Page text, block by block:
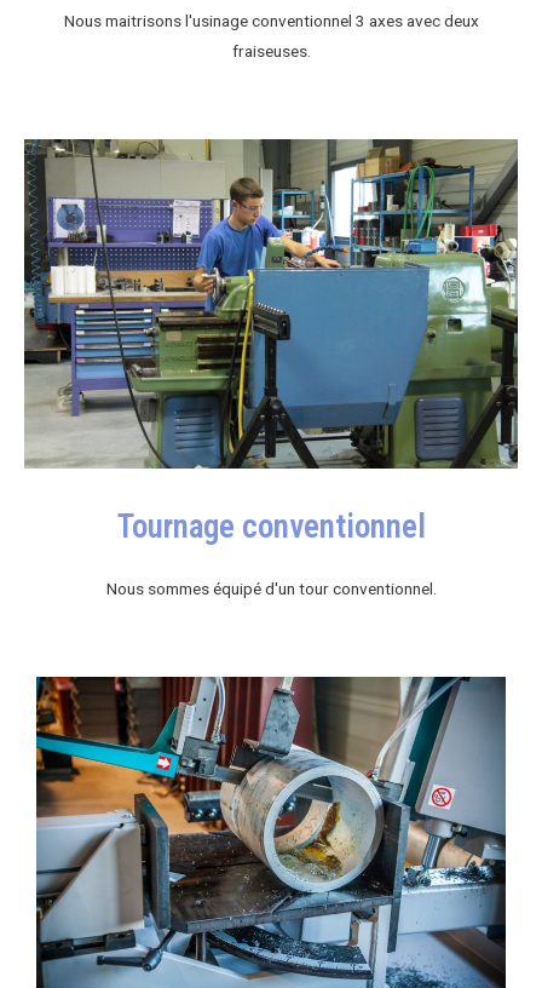
Nous maitrisons l'usinage conventionnel 3 axes avec deux
fraiseuses.
Tournage conventionnel
Nous sommes équipé d'un tour conventionnel.